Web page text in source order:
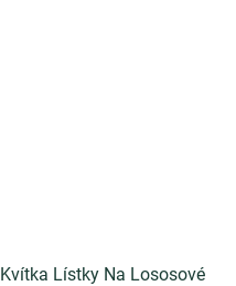
Kvítka Lístky Na Lososové